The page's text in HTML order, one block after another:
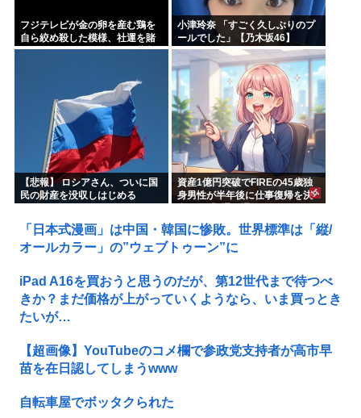
フジテレビが金の卵を産む鶏を
自ら絞め殺した模様、社運を賭
けたドル箱コンテンツが御蔵入
小津玲奈 「すごく久しぶりのプ
ールでした」【乃木坂46】
【悲報】 ロシアさん、ついに国
民の財産を没収しはじめる
資産1億円突破でFIREの45歳独
身男性が半年後に仕事復帰を決
「日本式漫画」は中国・韓国に惨敗。世界標準は「縦/
オールカラー」の”ウェブトゥーン”に
iPad A16を買おうと思うのだが、第12世代まで待つべ
きか？まだ価格が上がっていくようなら、いま買っとき
たいが…
【超画像】YouTubeのコメ欄で参政党支持者が高市早
苗を在日認してしまうwww
自転車屋でボッタクられた